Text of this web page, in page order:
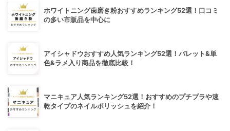
ホワイトニング歯磨き粉おすすめランキング52選！口コミ
の多い市販品を中心に
アイシャドウおすすめ人気ランキング52選！パレット&単
色&ラメ入り商品を徹底比較！
マニキュア人気ランキング52選！おすすめのプチプラや速
乾タイプのネイルポリッシュを紹介！